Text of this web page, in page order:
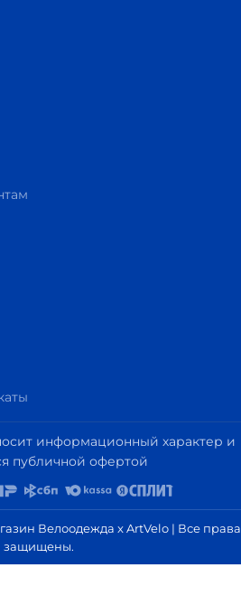
информационный характер и
публичной офертой
Велоодежда x ArtVelo | Все права
защищены.